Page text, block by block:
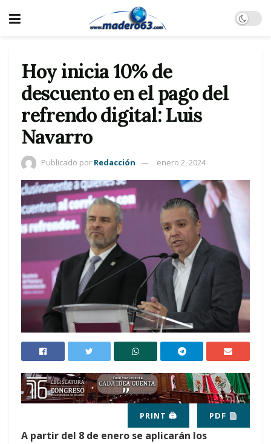
Hoy inicia 10% de
descuento en el pago del
refrendo digital: Luis
Navarro
Publicado por Redacción enero 2, 2024
PRINT 🖨 PDF
A partir del 8 de enero se aplicarán los